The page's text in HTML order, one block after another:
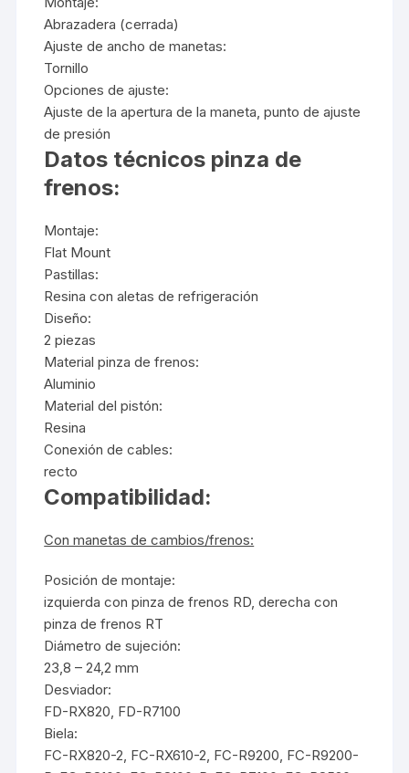
Abrazadera (cerrada)
Ajuste de ancho de manetas:
Tornillo
Opciones de ajuste:
Ajuste de la apertura de la maneta, punto de ajuste
de presión
Datos técnicos pinza de
frenos:
Montaje:
Flat Mount
Pastillas:
Resina con aletas de refrigeración
Diseño:
2 piezas
Material pinza de frenos:
Aluminio
Material del pistón:
Resina
Conexión de cables:
recto
Compatibilidad:
Con manetas de cambios/frenos:
Posición de montaje:
izquierda con pinza de frenos RD, derecha con
pinza de frenos RT
Diámetro de sujeción:
23,8 – 24,2 mm
Desviador:
FD-RX820, FD-R7100
Biela:
FC-RX820-2, FC-RX610-2, FC-R9200, FC-R9200-